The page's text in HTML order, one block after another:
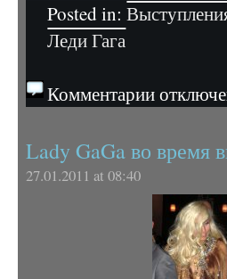
Posted in:
Леди Гага
Комментарии
Lady GaGa во время
27.01.2011 at 08:40